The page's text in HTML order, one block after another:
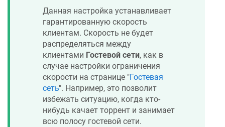
Данная настройка устанавливает
гарантированную скорость
клиентам. Скорость не будет
распределяться между
клиентами Гостевой сети, как в
случае настройки ограничения
скорости на странице "Гостевая
сеть". Например, это позволит
избежать ситуацию, когда кто-
нибудь качает торрент и занимает
всю полосу гостевой сети.